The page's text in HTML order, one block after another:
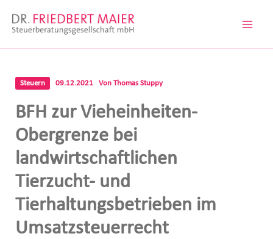
Inhalt
Steuern 09.12.2021 Von Thomas Stuppy
BFH zur Vieheinheiten-
Obergrenze bei
landwirtschaftlichen
Tierzucht- und
Tierhaltungsbetrieben im
Umsatzsteuerrecht